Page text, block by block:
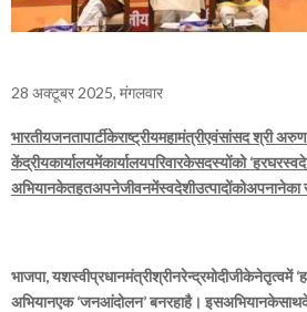
28 अक्टूबर 2025, मंगलवार
भारतीयजनतापार्टीकेराष्ट्रीयमहामंत्रीएवंसांसद श्री
केंद्रीयकार्यालयमेंकार्यालयपरिवारकेसदस्योंको
अभियानकेतहतअपनेजीवनमेंस्वदेशीउत्पादोंकोअपनानेका
भाजपा, यशस्वीप्रधानमंत्रीश्रीनरेन्द्रमोदीजीकेनेतृत्वमें
अभियानएक ‘जनआंदोलन’ बनरहाहै।